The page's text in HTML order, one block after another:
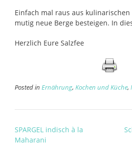
Einfach mal raus aus
mutig neue Berge besteigen. In
Herzlich Eure Salzfee
Posted in Ernährung, Kochen und Küche,
Post
navigation
SPARGEL indisch à la
Maharani